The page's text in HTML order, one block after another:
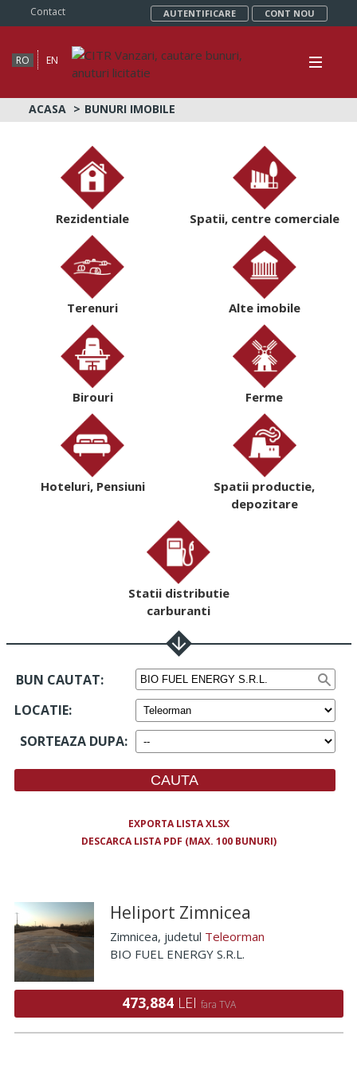
Contact AUTENTIFICARE CONT NOU
RO EN
ACASA BUNURI IMOBILE
Rezidentiale Spatii, centre comerciale
Terenuri Alte imobile
Birouri Ferme
Hoteluri, Pensiuni
Spatii productie,
depozitare
Statii distributie
carburanti
BUN CAUTAT:
LOCATIE:
SORTEAZA DUPA:
EXPORTA LISTA XLSX
DESCARCA LISTA PDF (MAX. 100 BUNURI)
Heliport Zimnicea
Zimnicea, judetul Teleorman
BIO FUEL ENERGY S.R.L.
473,884 LEI fara TVA